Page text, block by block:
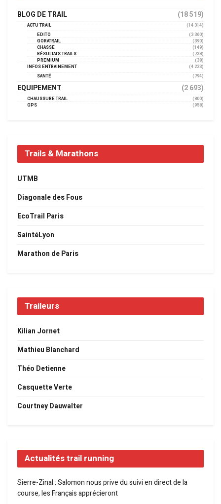
BLOG DE TRAIL (18 519)
ACTU TRAIL
(14 314)
EDITO
(3 360)
GORATRAIL
(390)
CHASSE
(149)
RÉSULTATS TRAILS
(738)
PREMIUM
(38)
INFOS ENTRAINEMENT
(4 233)
SANTÉ
(794)
EQUIPEMENT (2 693)
CHAUSSURE TRAIL
(800)
GPS
(958)
Trails & Marathons
UTMB
Diagonale des Fous
EcoTrail Paris
SaintéLyon
Marathon de Paris
Traileurs
Kilian Jornet
Mathieu Blanchard
Théo Detienne
Casquette Verte
Courtney Dauwalter
Actualités trail running
Sierre-Zinal : Salomon nous prive du suivi en direct de la
course, les Français apprécieront